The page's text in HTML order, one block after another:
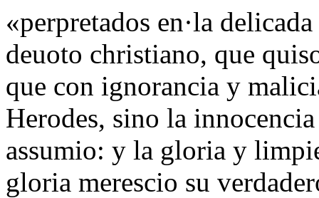
«perpretados en·la
deuoto christiano, que
que con ignorancia y
Herodes, sino la
assumio: y la gloria y
gloria merescio su